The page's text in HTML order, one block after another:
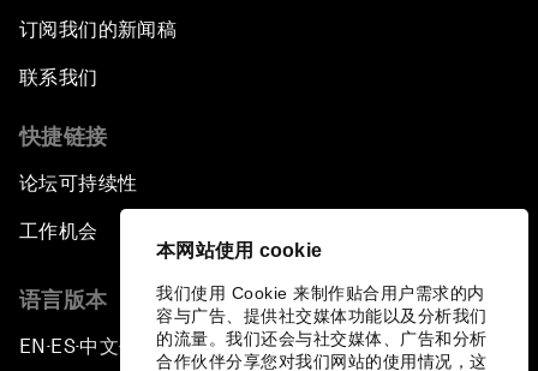
本网站使用 cookie
我们使用 Cookie 来制作贴合用户需求的内
容与广告、提供社交媒体功能以及分析我们
的流量。我们还会与社交媒体、广告和分析
合作伙伴分享您对我们网站的使用情况，这
订阅我们的新闻稿
联系我们
快捷链接
论坛可持续性
工作机会
语言版本
EN ▪ ES▪中文▪ 日本語